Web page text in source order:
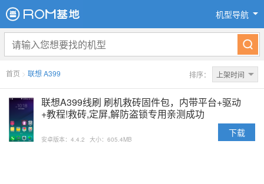
机型导航
首页 > 联想 A399 排序： 上架时间
联想A399线刷 刷机救砖固件包，内带平台+驱动
+教程!救砖,定屏,解防盗锁专用亲测成功
安卓版本：4.4.2 大小：605.4MB
下载